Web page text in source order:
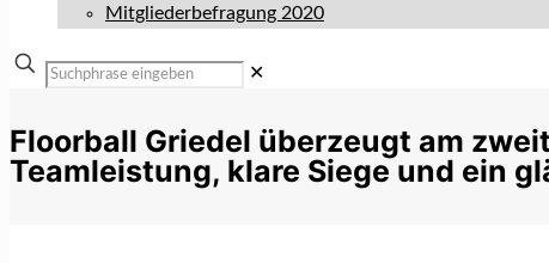
Mitgliederbefragung 2020
✕
Floorball Griedel überzeugt am
Teamleistung, klare Siege und ein